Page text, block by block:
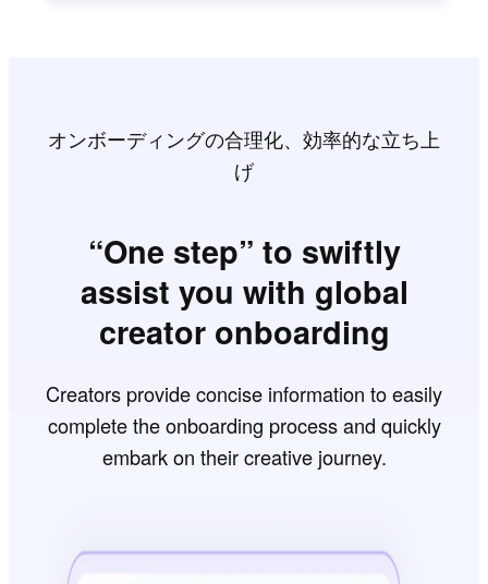
オンボーディングの合理化、効率的な立ち上
げ
“One step” to swiftly
assist you with global
creator onboarding
Creators provide concise information to easily
complete the onboarding process and quickly
embark on their creative journey.